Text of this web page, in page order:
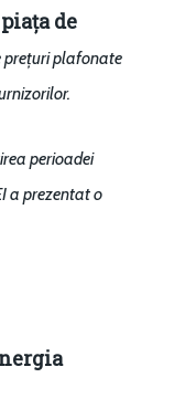
de
prețuri plafonate
perioadei
a prezentat o